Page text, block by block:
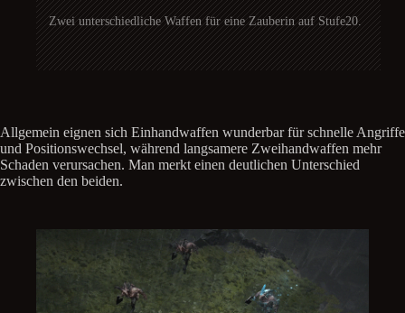
Zwei unterschiedliche Waffen für eine Zauberin auf Stufe20.
Allgemein eignen sich Einhandwaffen wunderbar für schnelle Angriffe
und Positionswechsel, während langsamere Zweihandwaffen mehr
Schaden verursachen. Man merkt einen deutlichen Unterschied
zwischen den beiden.